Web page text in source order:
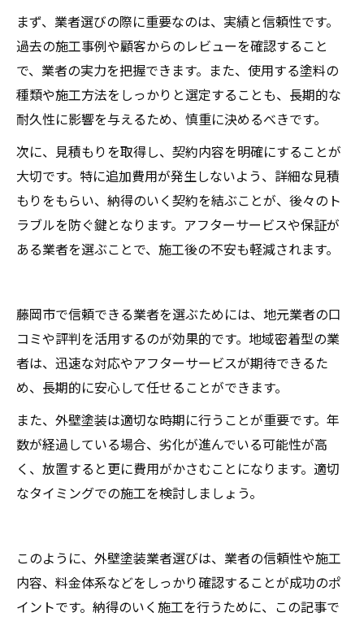
まず、業者選びの際に重要なのは、実績と信頼性です。
過去の施工事例や顧客からのレビューを確認すること
で、業者の実力を把握できます。また、使用する塗料の
種類や施工方法をしっかりと選定することも、長期的な
耐久性に影響を与えるため、慎重に決めるべきです。
次に、見積もりを取得し、契約内容を明確にすることが
大切です。特に追加費用が発生しないよう、詳細な見積
もりをもらい、納得のいく契約を結ぶことが、後々のト
ラブルを防ぐ鍵となります。アフターサービスや保証が
ある業者を選ぶことで、施工後の不安も軽減されます。
藤岡市で信頼できる業者を選ぶためには、地元業者の口
コミや評判を活用するのが効果的です。地域密着型の業
者は、迅速な対応やアフターサービスが期待できるた
め、長期的に安心して任せることができます。
また、外壁塗装は適切な時期に行うことが重要です。年
数が経過している場合、劣化が進んでいる可能性が高
く、放置すると更に費用がかさむことになります。適切
なタイミングでの施工を検討しましょう。
このように、外壁塗装業者選びは、業者の信頼性や施工
内容、料金体系などをしっかり確認することが成功のポ
イントです。納得のいく施工を行うために、この記事で